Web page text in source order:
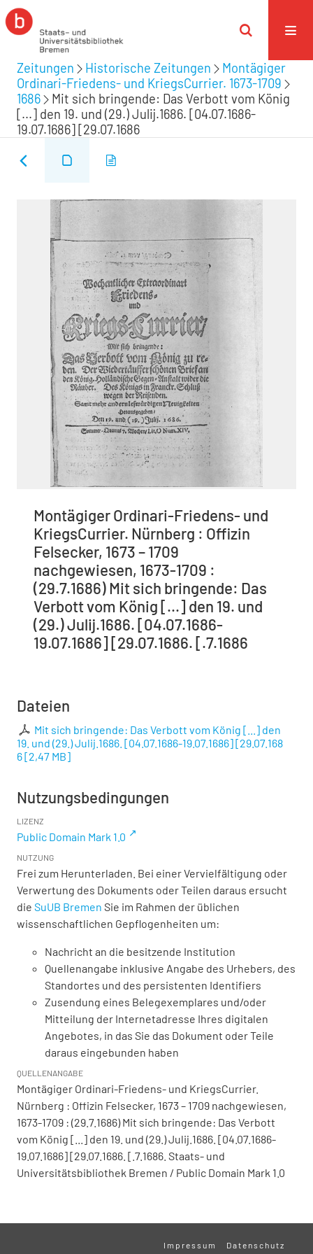
Zeitungen Historische Zeitungen
Montägiger
Ordinari-Friedens- und KriegsCurrier. 1673-1709
1686
Mit sich bringende: Das Verbott vom König
[...] den 19. und (29.) Julij.1686. [04.07.1686-
19.07.1686] [29.07.1686
Montägiger Ordinari-Friedens- und
KriegsCurrier. Nürnberg : Offizin
Felsecker, 1673 – 1709
nachgewiesen, 1673-1709 :
(29.7.1686) Mit sich bringende: Das
Verbott vom König [...] den 19. und
(29.) Julij.1686. [04.07.1686-
19.07.1686] [29.07.1686. [.7.1686
Dateien
Mit sich bringende: Das Verbott vom König [...] den
19. und (29.) Julij.1686. [04.07.1686-19.07.1686] [29.07.168
6[2,47 MB]
Nutzungsbedingungen
LIZENZ
Public Domain Mark 1.0
NUTZUNG
Frei zum Herunterladen. Bei einer Vervielfältigung oder
Verwertung des Dokuments oder Teilen daraus ersucht
die SuUB Bremen Sie im Rahmen der üblichen
wissenschaftlichen Gepflogenheiten um:
Nachricht an die besitzende Institution
Quellenangabe inklusive Angabe des Urhebers, des
Standortes und des persistenten Identifiers
Zusendung eines Belegexemplares und/oder
Mitteilung der Internetadresse Ihres digitalen
Angebotes, in das Sie das Dokument oder Teile
daraus eingebunden haben
QUELLENANGABE
Montägiger Ordinari-Friedens- und KriegsCurrier.
Nürnberg : Offizin Felsecker, 1673 – 1709 nachgewiesen,
1673-1709 : (29.7.1686) Mit sich bringende: Das Verbott
vom König [...] den 19. und (29.) Julij.1686. [04.07.1686-
19.07.1686] [29.07.1686. [.7.1686. Staats- und
Universitätsbibliothek Bremen / Public Domain Mark 1.0
Impressum Datenschutz